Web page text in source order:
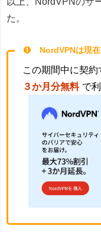
た。
NordVPNは現
この期間中に契約
３か月分無料 で